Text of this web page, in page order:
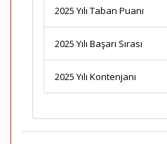
2025 Yılı Taban Puanı
2025 Yılı Başarı Sırası
2025 Yılı Kontenjanı